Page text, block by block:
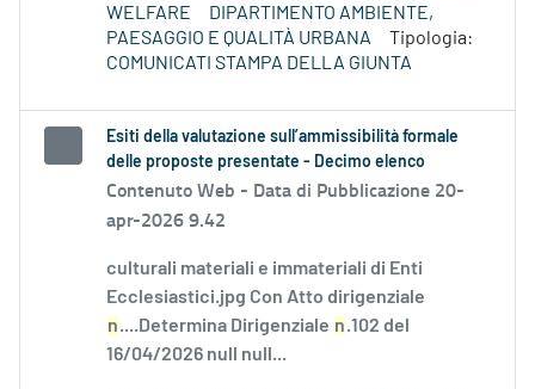
WELFARE
DIPARTIMENTO AMBIENTE,
PAESAGGIO E QUALITÀ URBANA
Tipologia:
COMUNICATI STAMPA DELLA GIUNTA
Esiti della valutazione sull’ammissibilità formale
delle proposte presentate - Decimo elenco
Contenuto Web - Data di Pubblicazione 20-
apr-2026 9.42
culturali materiali e immateriali di Enti
Ecclesiastici.jpg Con Atto dirigenziale
n....Determina Dirigenziale n.102 del
16/04/2026 null null...